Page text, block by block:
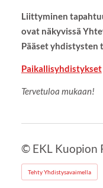
Liittyminen
ovat näkyvissä
Pääset yhdistysten
Paikallisyhdistykset
Tervetuloa mukaan!
© EKL Kuopion
Tehty Yhdistysavaimella